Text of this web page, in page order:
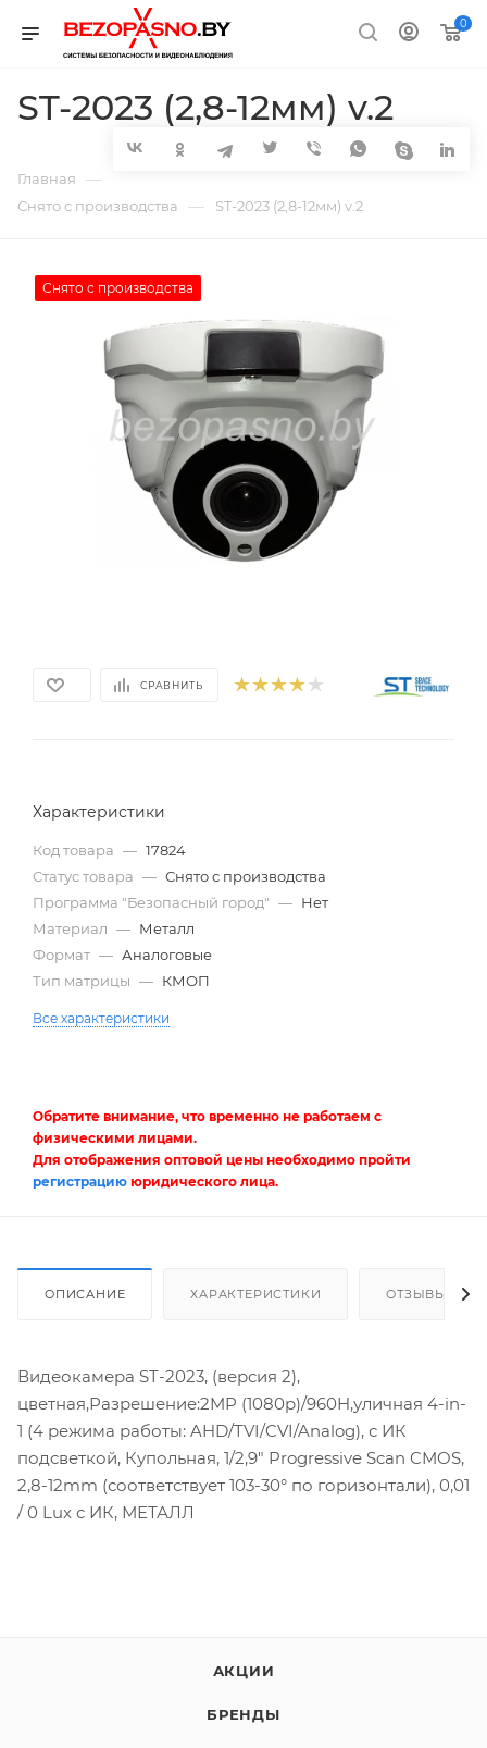
0
ST-2023 (2,8-12мм) v.2
Главная —
Снято с производства — ST-2023 (2,8-12мм) v.2
Снято с производства
СРАВНИТЬ
Характеристики
Код товара — 17824
Статус товара — Снято с производства
Программа "Безопасный город" — Нет
Материал — Металл
Формат — Аналоговые
Тип матрицы — КМОП
Все характеристики
Обратите внимание, что временно не работаем с
физическими лицами.
Для отображения оптовой цены необходимо пройти
регистрацию юридического лица.
ОПИСАНИЕ ХАРАКТЕРИСТИКИ ОТЗЫВЫ
Видеокамера ST-2023, (версия 2),
цветная,Разрешение:2MP (1080p)/960H,уличная 4-in-
1 (4 режима работы: AHD/TVI/CVI/Analog), с ИК
подсветкой, Купольная, 1/2,9" Progressive Scan CMOS,
2,8-12mm (соответствует 103-30° по горизонтали), 0,01
/ 0 Lux с ИК, МЕТАЛЛ
АКЦИИ
БРЕНДЫ